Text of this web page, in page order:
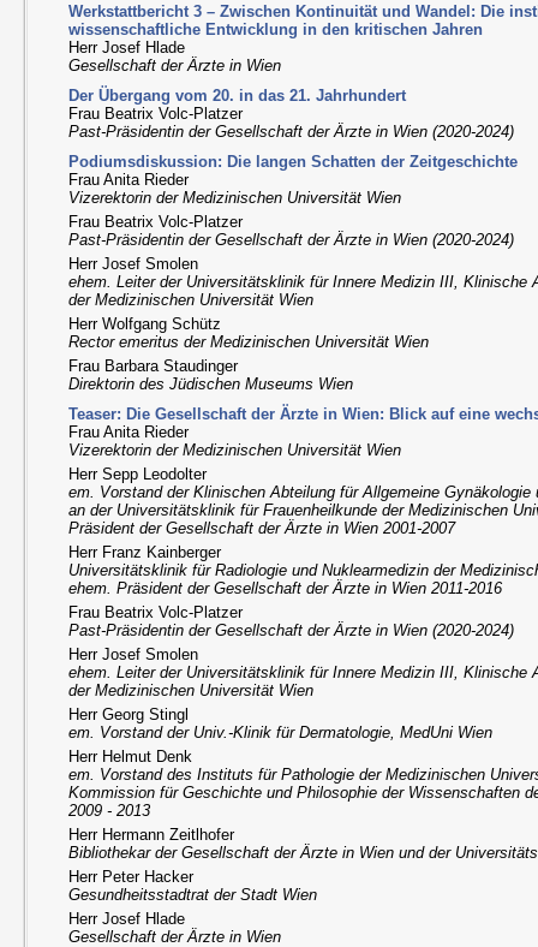
Werkstattbericht 3 – Zwischen Kontinuität und Wandel: Die
wissenschaftliche Entwicklung in den kritischen Jahren
Herr Josef Hlade
Gesellschaft der Ärzte in Wien
Der Übergang vom 20. in das 21. Jahrhundert
Frau Beatrix Volc-Platzer
Past-Präsidentin der Gesellschaft der Ärzte in Wien (2020-2024)
Podiumsdiskussion: Die langen Schatten der Zeitgeschichte
Frau Anita Rieder
Vizerektorin der Medizinischen Universität Wien
Frau Beatrix Volc-Platzer
Past-Präsidentin der Gesellschaft der Ärzte in Wien (2020-2024)
Herr Josef Smolen
ehem. Leiter der Universitätsklinik für Innere Medizin III, Klinische
der Medizinischen Universität Wien
Herr Wolfgang Schütz
Rector emeritus der Medizinischen Universität Wien
Frau Barbara Staudinger
Direktorin des Jüdischen Museums Wien
Teaser: Die Gesellschaft der Ärzte in Wien: Blick auf eine
Frau Anita Rieder
Vizerektorin der Medizinischen Universität Wien
Herr Sepp Leodolter
em. Vorstand der Klinischen Abteilung für Allgemeine
an der Universitätsklinik für Frauenheilkunde der Medizinischen
Präsident der Gesellschaft der Ärzte in Wien 2001-2007
Herr Franz Kainberger
Universitätsklinik für Radiologie und Nuklearmedizin der
ehem. Präsident der Gesellschaft der Ärzte in Wien 2011-2016
Frau Beatrix Volc-Platzer
Past-Präsidentin der Gesellschaft der Ärzte in Wien (2020-2024)
Herr Josef Smolen
ehem. Leiter der Universitätsklinik für Innere Medizin III, Klinische
der Medizinischen Universität Wien
Herr Georg Stingl
em. Vorstand der Univ.-Klinik für Dermatologie, MedUni Wien
Herr Helmut Denk
em. Vorstand des Instituts für Pathologie der Medizinischen
Kommission für Geschichte und Philosophie der Wissenschaften
2009 - 2013
Herr Hermann Zeitlhofer
Bibliothekar der Gesellschaft der Ärzte in Wien und der
Herr Peter Hacker
Gesundheitsstadtrat der Stadt Wien
Herr Josef Hlade
Gesellschaft der Ärzte in Wien